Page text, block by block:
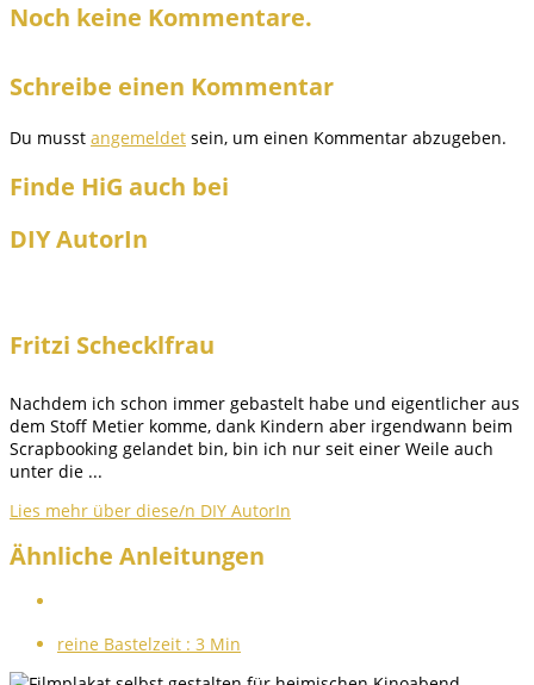
Noch keine Kommentare.
Schreibe einen Kommentar
Du musst angemeldet sein, um einen Kommentar abzugeben.
Finde HiG auch bei
DIY AutorIn
Fritzi Schecklfrau
Nachdem ich schon immer gebastelt habe und eigentlicher aus
dem Stoff Metier komme, dank Kindern aber irgendwann beim
Scrapbooking gelandet bin, bin ich nur seit einer Weile auch
unter die ...
Lies mehr über diese/n DIY AutorIn
Ähnliche Anleitungen
reine Bastelzeit : 3 Min